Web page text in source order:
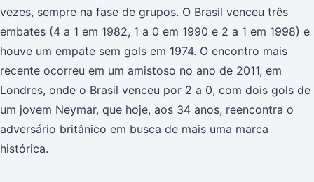
vezes, sempre na fase de grupos. O Brasil venceu três
embates (4 a 1 em 1982, 1 a 0 em 1990 e 2 a 1 em 1998) e
houve um empate sem gols em 1974. O encontro mais
recente ocorreu em um amistoso no ano de 2011, em
Londres, onde o Brasil venceu por 2 a 0, com dois gols de
um jovem Neymar, que hoje, aos 34 anos, reencontra o
adversário britânico em busca de mais uma marca
histórica.